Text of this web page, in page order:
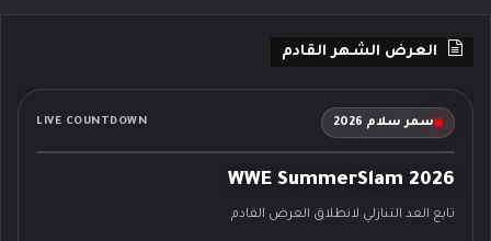
العرض الشهر القادم
سمر سلام 2026 LIVE COUNTDOWN
WWE SummerSlam 2026
تابع العد التنازلي لانطلاق العرض القادم